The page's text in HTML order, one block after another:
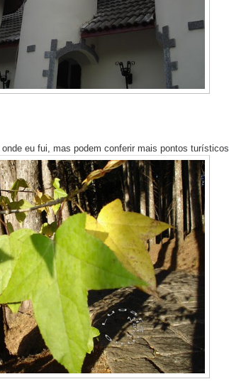
eu fui, mas podem conferir mais pontos turísticos